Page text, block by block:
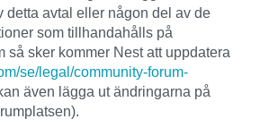
detta avtal eller någon del av de
som tillhandahålls på
så sker kommer Nest att uppdatera
se/legal/community-forum-
även lägga ut ändringarna på